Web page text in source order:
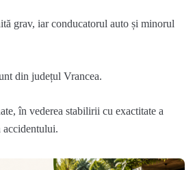
grav, iar conducatorul auto și minorul
din județul Vrancea.
în vederea stabilirii cu exactitate a
accidentului.